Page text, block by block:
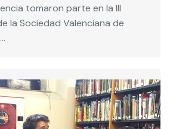
tomaron parte en la III
la Sociedad Valenciana de